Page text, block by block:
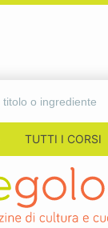
TUTTI I CORSI